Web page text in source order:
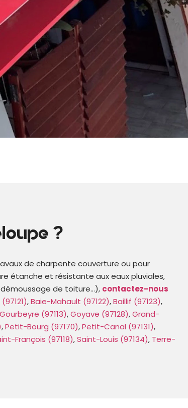
?
de charpente couverture ou pour
étanche et résistante aux eaux pluviales,
de toiture…), contactez-nous
,Baie-Mahault (97122),Baillif (97123),
Gourbeyre (97113),Goyave (97128),Grand-
,Petit-Bourg (97170),Petit-Canal (97131),
François (97118),Saint-Louis (97134), Terre-